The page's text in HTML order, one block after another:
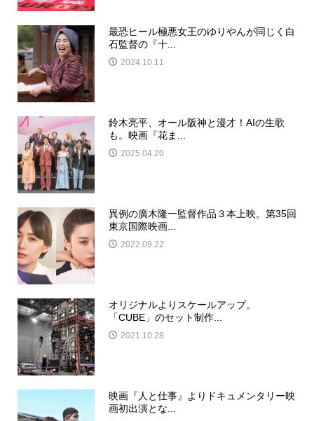
最恐ヒール極悪女王のゆりやんが同じく白
石監督の『十...
2024.10.11
鈴木亮平、オール阪神と漫才！AIの生歌
も。映画『花ま...
2025.04.20
異例の廣木隆一監督作品３本上映。第35回
東京国際映画...
2022.09.22
オリジナルよりスケールアップ。
「CUBE」のセット制作...
2021.10.28
映画『人と仕事』よりドキュメンタリー映
画初出演とな...